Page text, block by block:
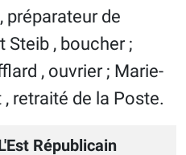
préparateur de
Steib , boucher ;
, ouvrier ; Marie-
retraité de la Poste.
Républicain